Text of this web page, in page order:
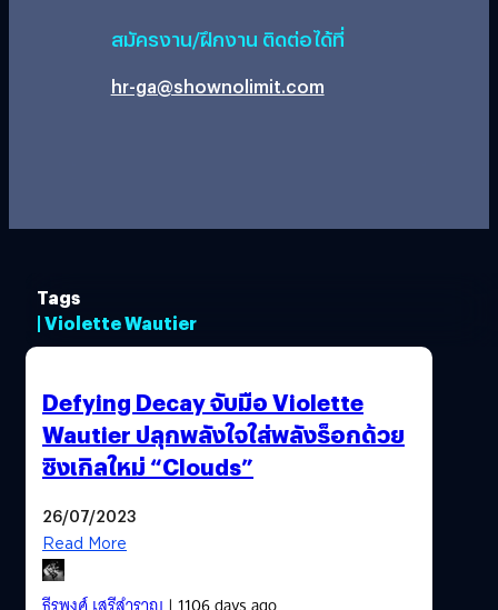
สมัครงาน/ฝึกงาน ติดต่อได้ที่
hr-ga@shownolimit.com
Tags
| Violette Wautier
Defying Decay จับมือ Violette
Wautier ปลุกพลังใจใส่พลังร็อกด้วย
ซิงเกิลใหม่ “Clouds”
26/07/2023
Read More